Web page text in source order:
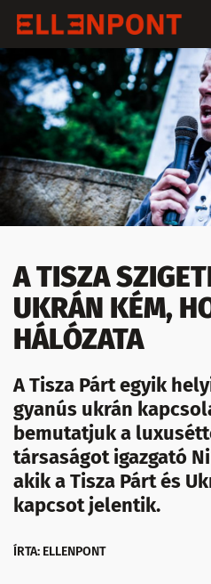
A TISZA
UKRÁN KÉM,
HÁLÓZATA
A Tisza Párt egyik
gyanús ukrán
bemutatjuk a
társaságot igazgató
akik a Tisza Párt és
kapcsot jelentik.
ÍRTA: ELLENPONT